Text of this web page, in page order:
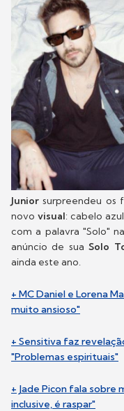
Juniorsurpreendeu os
novovisual: cabelo
com a palavra "Solo"
anúncio de suaSolo
ainda este ano.
+ MC Daniel e Lorena
muito ansioso"
+ Sensitiva faz
"Problemas espirituais"
+ Jade Picon fala sobre
inclusive, é raspar"